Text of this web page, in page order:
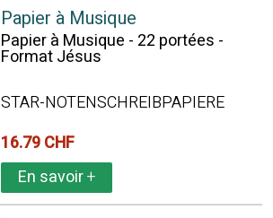
Papier à Musique
Papier à Musique - 22 portées -
Format Jésus
STAR-NOTENSCHREIBPAPIERE
16.79 CHF
En savoir+